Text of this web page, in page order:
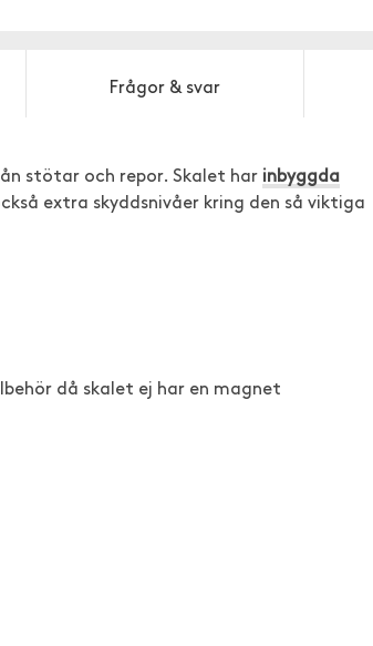
Frågor & svar
stötar och repor. Skalet har inbyggda
extra skyddsnivåer kring den så viktiga
då skalet ej har en magnet